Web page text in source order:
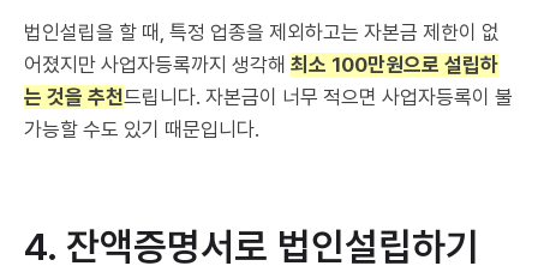
법인설립을 할 때, 특정 업종을 제외하고는 자본금 제한이 없
어졌지만 사업자등록까지 생각해 최소 100만원으로 설립하
는 것을 추천드립니다. 자본금이 너무 적으면 사업자등록이 불
가능할 수도 있기 때문입니다.
4. 잔액증명서로 법인설립하기